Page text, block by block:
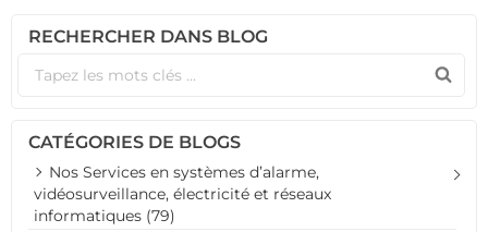
RECHERCHER DANS BLOG
CATÉGORIES DE BLOGS
Nos Services en systèmes d’alarme,
vidéosurveillance, électricité et réseaux
informatiques (79)